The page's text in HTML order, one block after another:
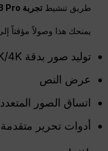
طريق تنشيطتجربة Gemini 3 Pro
يمنحك هذا وصولاً مؤقتاً
توليد صور بدقة 2K/4K
عرض النص
اتساق الصور
أدوات تحرير متقدمة